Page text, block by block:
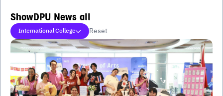
ShowDPU News all
International College Reset